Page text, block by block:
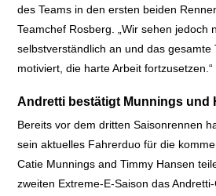
des Teams in den ersten beiden
Teamchef Rosberg. „Wir sehen jedoch
selbstverständlich an und das gesamte
motiviert, die harte Arbeit fortzusetzen.“
Andretti bestätigt Munnings und
Bereits vor dem dritten Saisonrennen
sein aktuelles Fahrerduo für die
Catie Munnings and Timmy Hansen
zweiten Extreme-E-Saison das